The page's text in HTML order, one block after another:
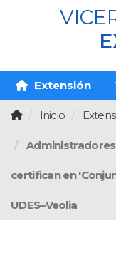
Extensión
Inicio
certifican en
UDES–Veolia